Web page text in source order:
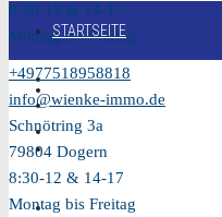
8:30-12 & 14-17
Montag bis Freitag
STARTSEITE
VERKAUFEN
MIETEN
+4977518958818
info@wienke-immo.de
Schnötring 3a
79804 Dogern
8:30-12 & 14-17
Montag bis Freitag